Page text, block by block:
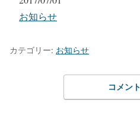
関連理由
お知らせ
カテゴリー: お知らせ
コメン